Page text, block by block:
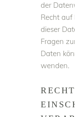
der
Recht auf
dieser
Fragen
Daten
wenden.